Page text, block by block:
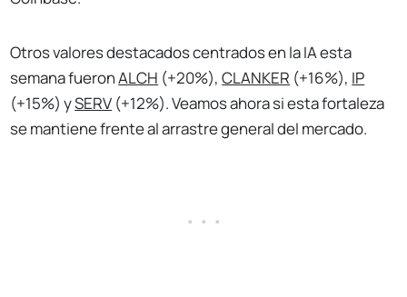
Otros valores destacados centrados en la IA esta
semana fueronALCH (+20%),CLANKER (+16%), IP
(+15%) ySERV (+12%). Veamos ahora si esta fortaleza
se mantiene frente al arrastre general del mercado.
. . .